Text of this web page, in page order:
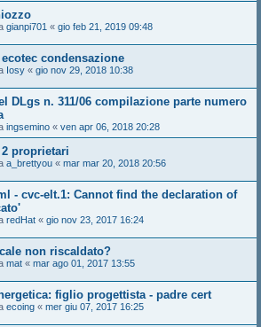
gianpi701 « gio feb 21, 2019 09:48
condensazione
Iosy « gio nov 29, 2018 10:38
DLgs n. 311/06 compilazione parte numero
ingsemino « ven apr 06, 2018 20:28
proprietari
a_brettyou « mar mar 20, 2018 20:56
- cvc-elt.1: Cannot find the declaration of
redHat « gio nov 23, 2017 16:24
non riscaldato?
mat « mar ago 01, 2017 13:55
figlio progettista - padre cert
ecoing « mer giu 07, 2017 16:25